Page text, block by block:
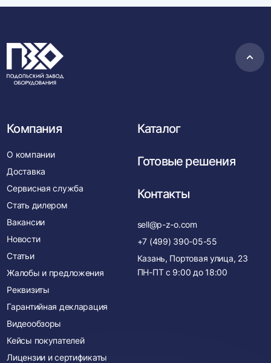
в
Компания
О компании
Доставка
Сервисная служба
Стать дилером
Вакансии
Новости
Статьи
Жалобы и предложения
Реквизиты
Гарантийная декларация
Видеообзоры
Кейсы покупателей
Лицензии и сертификаты
Каталог
Готовые решения
Контакты
sell@p-z-o.com
+7 (499) 390-05-55
Казань, Портовая улица, 23
ПН-ПТ с 9:00 до 18:00